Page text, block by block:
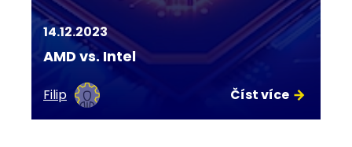
14.12.2023
AMD vs. Intel
Filip Číst více